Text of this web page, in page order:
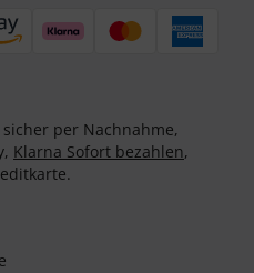
per Nachnahme,
Klarna Sofort bezahlen,